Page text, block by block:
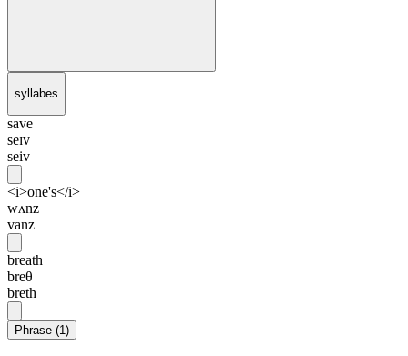
syllabes
save
seɪv
seiv
<i>one's</i>
wʌnz
vanz
breath
breθ
breth
Phrase (1)